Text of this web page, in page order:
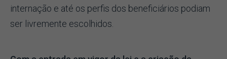
internação e até os perfis dos beneficiários podiam
ser livremente escolhidos.